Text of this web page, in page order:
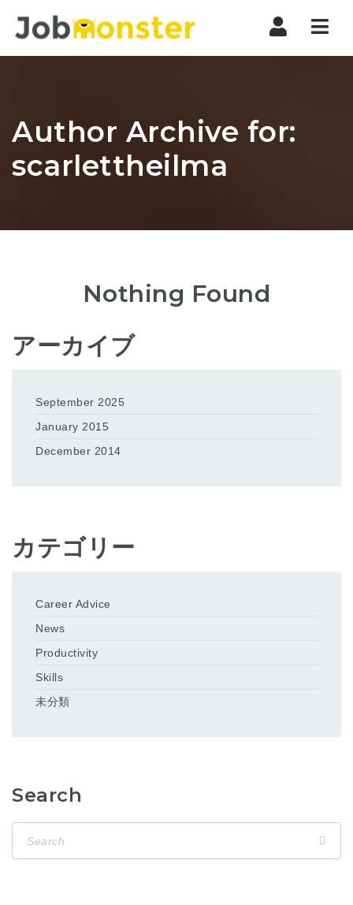
Author Archive for:
scarlettheilma
Nothing Found
アーカイブ
September 2025
January 2015
December 2014
カテゴリー
Career Advice
News
Productivity
Skills
未分類
Search